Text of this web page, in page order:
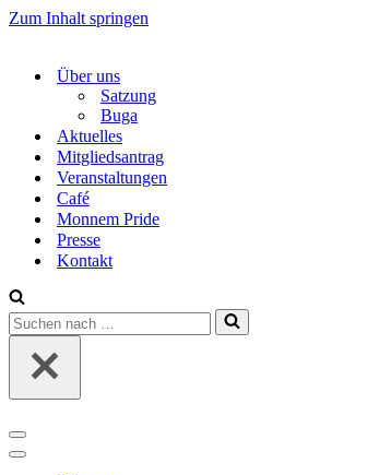
Zum Inhalt springen
Über uns
Satzung
Buga
Aktuelles
Mitgliedsantrag
Veranstaltungen
Café
Monnem Pride
Presse
Kontakt
Suchen
nach …
Navigations-
Menü
Navigations-